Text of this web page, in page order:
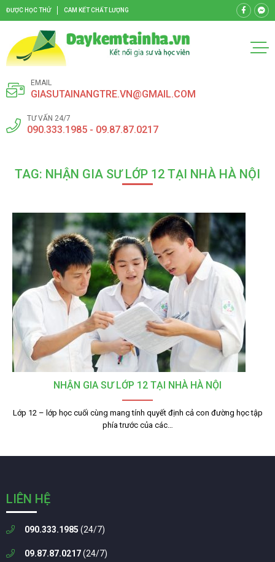
ĐƯỢC HỌC THỬ CAM KẾT CHẤT LƯỢNG
EMAIL
GIASUTAINANGTRE.VN@GMAIL.COM
TƯ VẤN 24/7
090.333.1985 - 09.87.87.0217
TAG: NHẬN GIA SƯ LỚP 12 TẠI NHÀ HÀ NỘI
NHẬN GIA SƯ LỚP 12 TẠI NHÀ HÀ NỘI
Lớp 12 – lớp học cuối cùng mang tính quyết định cả con đường học tập
phía trước của các…
LIÊN HỆ
090.333.1985 (24/7)
09.87.87.0217(24/7)